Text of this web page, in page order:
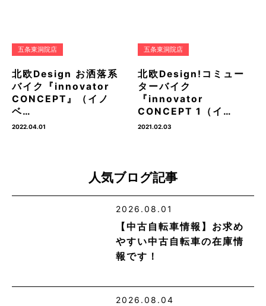
五条東洞院店
北欧Design お洒落系
バイク『innovator
CONCEPT』（イノ
ベ…
2022.04.01
五条東洞院店
北欧Design!コミュー
ターバイク
『innovator
CONCEPT 1（イ…
2021.02.03
人気ブログ記事
2026.08.01
【中古自転車情報】お求め
やすい中古自転車の在庫情
報です！
2026.08.04